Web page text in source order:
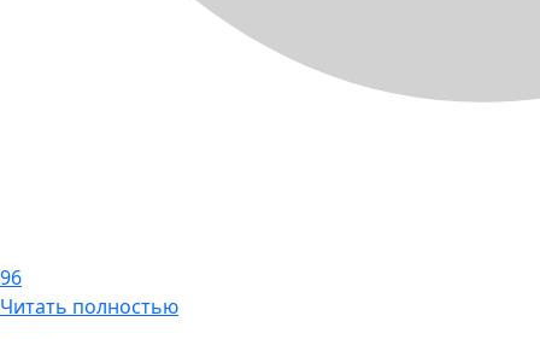
96
Читать полностью